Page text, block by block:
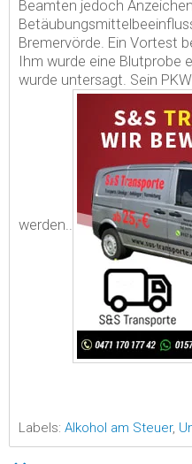
Beamten jedoch
Bremervörde. Ein Vortest
Ihm wurde eine
wurde untersagt. Sein
werden..
Labels: Alkohol am Steuer,